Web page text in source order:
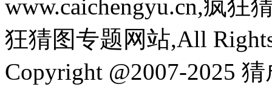
www.caichengyu.cn,疯狂
狂猜图专题网站,All
Copyright @2007-2025